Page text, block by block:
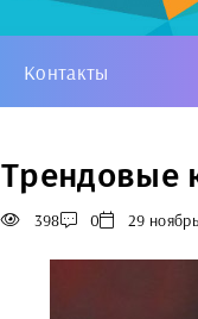
Контакты
Трендовые
398 0 29 ноябрь